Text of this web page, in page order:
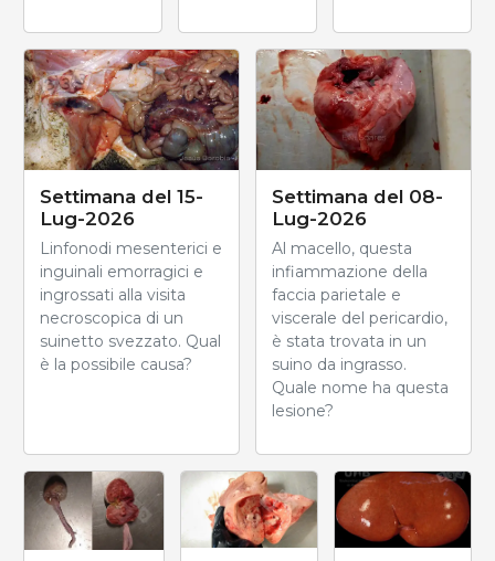
Settimana del 15-
Lug-2026
Linfonodi mesenterici e
inguinali emorragici e
ingrossati alla visita
necroscopica di un
suinetto svezzato. Qual
è la possibile causa?
Settimana del 08-
Lug-2026
Al macello, questa
infiammazione della
faccia parietale e
viscerale del pericardio,
è stata trovata in un
suino da ingrasso.
Quale nome ha questa
lesione?